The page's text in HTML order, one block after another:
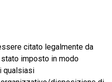
citato legalmente da
imposto in modo
qualsiasi